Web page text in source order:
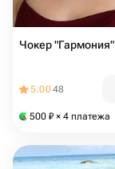
Чокер "Гармония"
5.0048
500 ₽ × 4 платежа